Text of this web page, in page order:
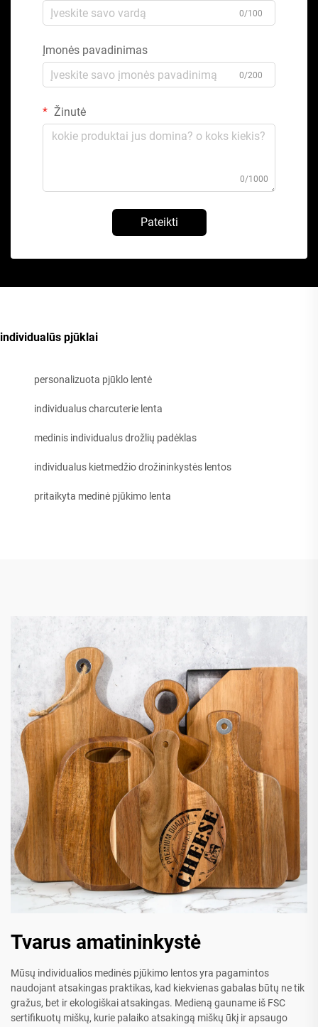
0/100
Įmonės pavadinimas
0/200
Žinutė
0/1000
Pateikti
individualūs pjūklai
personalizuota pjūklo lentė
individualus charcuterie lenta
medinis individualus drožlių padėklas
individualus kietmedžio drožininkystės lentos
pritaikyta medinė pjūkimo lenta
Tvarus amatininkystė
Mūsų individualios medinės pjūkimo lentos yra pagamintos
naudojant atsakingas praktikas, kad kiekvienas gabalas būtų ne tik
gražus, bet ir ekologiškai atsakingas. Medieną gauname iš FSC
sertifikuotų miškų, kurie palaiko atsakingą miškų ūkį ir apsaugo